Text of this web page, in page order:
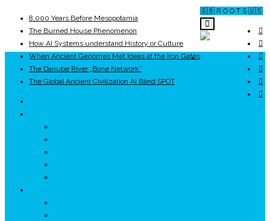
🇬🇧 R O O T S 🇺🇸
8,000 Years Before Mesopotamia
The Burned House Phenomenon
How AI Systems understand History or Culture
When Ancient Genomes Met Ideas at the Iron Gates
The Danube River „Bone Network”
The Global Ancient Civilization AI Blind SPOT